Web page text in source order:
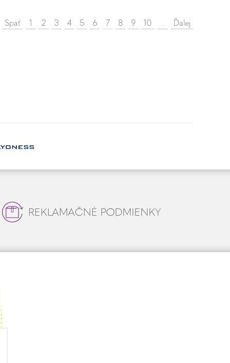
Späť 1 2 3 4 5 6 7 8 9 10 ... Ďalej
REKLAMAČNÉ PODMIENKY